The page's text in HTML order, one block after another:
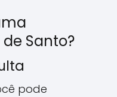
Santo?
pode